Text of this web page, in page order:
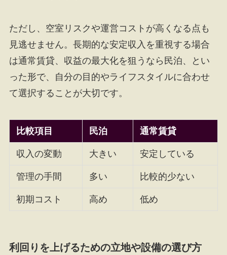
ただし、空室リスクや運営コストが高くなる点も
見逃せません。長期的な安定収入を重視する場合
は通常賃貸、収益の最大化を狙うなら民泊、とい
った形で、自分の目的やライフスタイルに合わせ
て選択することが大切です。
比較項目 民泊 通常賃貸
収入の変動 大きい 安定している
管理の手間 多い 比較的少ない
初期コスト 高め 低め
利回りを上げるための立地や設備の選び方